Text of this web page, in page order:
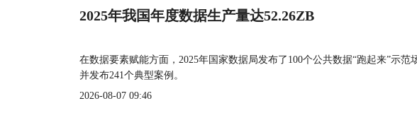
2025年我国年度数据生产量达52.26ZB
在数据要素赋能方面，2025年国家数据局发布了100个公共数据“跑起来”示
并发布241个典型案例。
2026-08-07 09:46